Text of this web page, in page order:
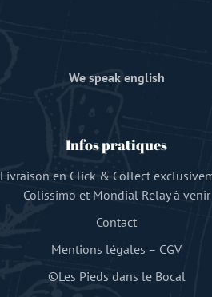
We speak english
Infos pratiques
Livraison en Click & Collect
Colissimo et Mondial Relay à venir
Contact
Mentions légales – CGV
©Les Pieds dans le Bocal